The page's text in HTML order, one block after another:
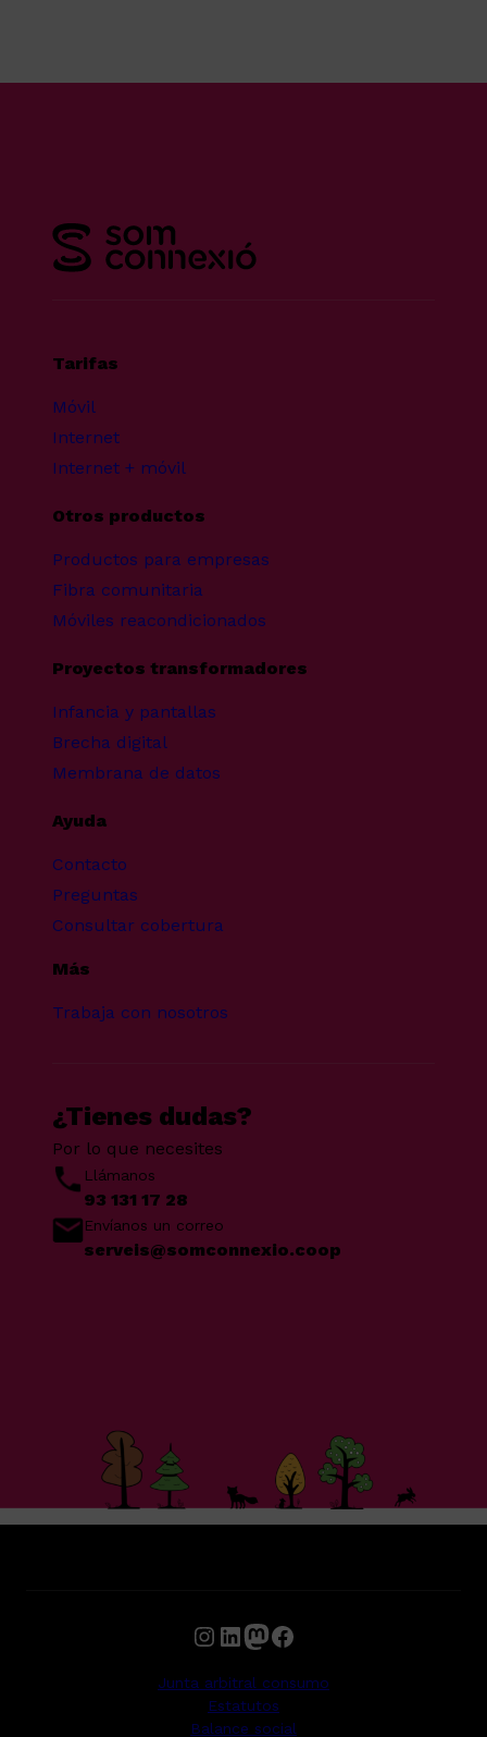
Tarifas
Móvil
Internet
Internet + móvil
Otros productos
Productos para empresas
Fibra comunitaria
Móviles reacondicionados
Proyectos transformadores
Infancia y pantallas
Brecha digital
Membrana de datos
Ayuda
Contacto
Preguntas
Consultar cobertura
Más
Trabaja con nosotros
¿Tienes dudas?
Por lo que necesites
Llámanos
93 131 17 28
Envíanos un correo
serveis@somconnexio.coop
Instagram LinkedIn Mastodon Facebook
Junta arbitral consumo
Estatutos
Balance social